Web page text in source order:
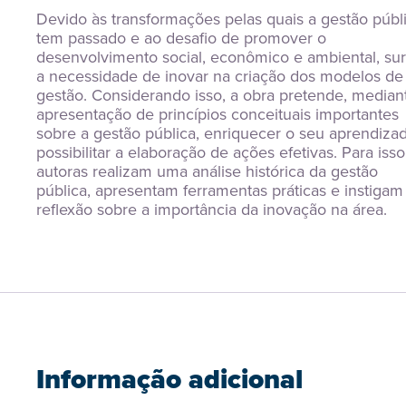
Devido às transformações pelas quais a gestão
tem passado e ao desafio de promover o
desenvolvimento social, econômico e ambiental,
a necessidade de inovar na criação dos modelos de
gestão. Considerando isso, a obra pretende,
apresentação de princípios conceituais importantes
sobre a gestão pública, enriquecer o seu
possibilitar a elaboração de ações efetivas. Para
autoras realizam uma análise histórica da gestão
pública, apresentam ferramentas práticas e
reflexão sobre a importância da inovação na área.
Informação adicional